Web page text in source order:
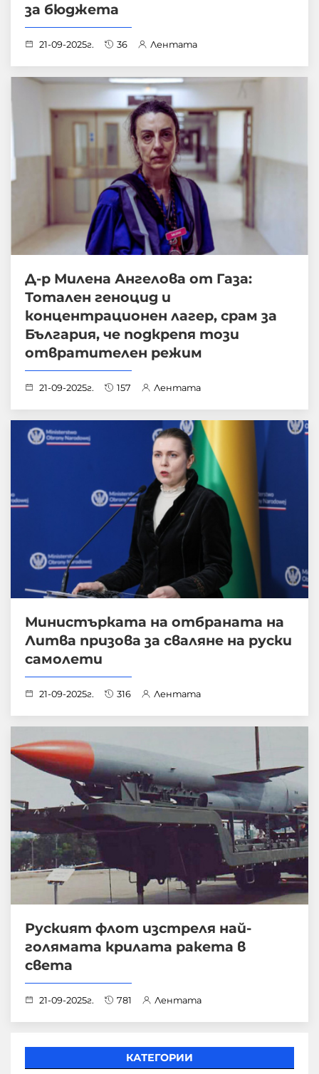
за бюджета
21-09-2025г. 36 Лентата
Д-р Милена Ангелова от Газа:
Тотален геноцид и
концентрационен лагер, срам за
България, че подкрепя този
отвратителен режим
21-09-2025г. 157 Лентата
Министърката на отбраната на
Литва призова за сваляне на руски
самолети
21-09-2025г. 316 Лентата
Руският флот изстреля най-
голямата крилата ракета в
света
21-09-2025г. 781 Лентата
КАТЕГОРИИ